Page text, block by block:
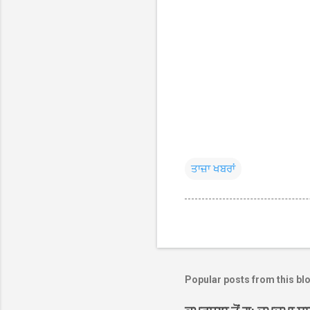
ਤਾਜ਼ਾ ਖਬਰਾਂ
Popular posts from this